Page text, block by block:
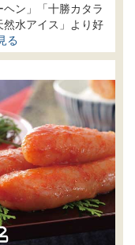
ン」「十勝カタラ
水アイス」より好
る